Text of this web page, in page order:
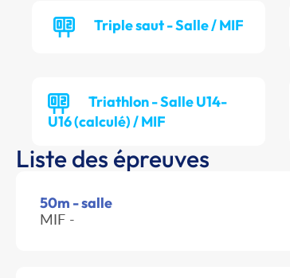
Triple saut - Salle / MIF
Triathlon - Salle U14-
U16 (calculé) / MIF
Liste des épreuves
50m - salle
MIF -